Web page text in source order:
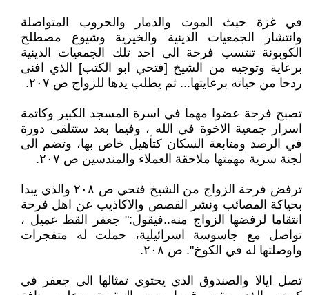
في غزة حيث الموت والدمار والحروب المتواصلة
وانتشار الجمعيات الدينية والخيرية وشيوع مصطلح
الكوبونة تنتسب فرحة الى احد تلك الجمعيات الدينية
برعاية وتوجيه من الشيخ [فتحي ابو الكتب] الذي افنى
ردحا من حياته برعايتها... ثم يطلب يدها للزواج ص ٢٠٧.
تصبح فرحة عضوا مهما في اسرة المسجد الكبير وكاتمة
اسرار جمعية الاخوة في الله ، وفيما بعد ستتلقى دورة
في الرصد ومتابعة السكان كتأهيل خاص بها، وتضم الى
لجنة سرية مهمتها ملاحقة العملاء والمندسين ص ٢٠٧.
ترفض فرحة الزواج من الشيخ فتحي ص ٢٠٨ والذي يبدا
بحياكة المصائب ونشر القصص والاكاذيب عن اهل فرحة
انتقاما لرفضها الزواج منه..فيقول:" جعفر القط عميل ،
تواصل مع جاسوسة اسرائيلية، حملت له متفجرات
واوصلتها له في الكوخ". ص ٢٠٨.
تصل ايالا والصندوق الذي يحتوي تمثالها الى جعفر في